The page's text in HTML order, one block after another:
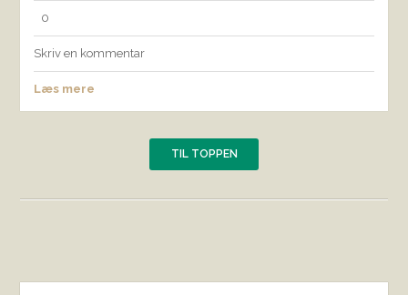
0
Skriv en kommentar
Læs mere
TIL TOPPEN